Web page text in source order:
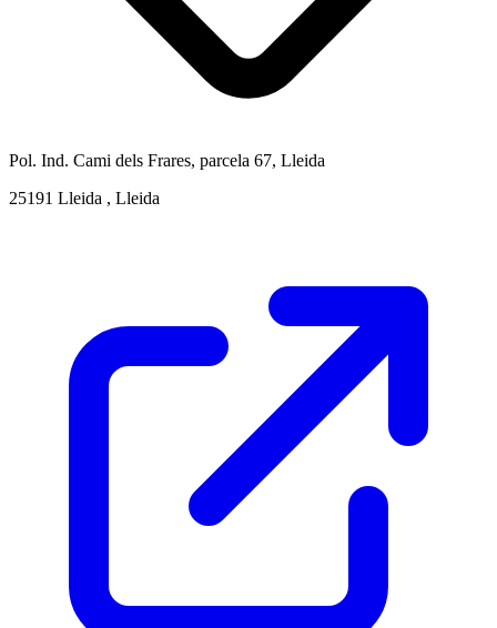
Pol. Ind. Cami dels Frares, parcela 67, Lleida
25191 Lleida , Lleida